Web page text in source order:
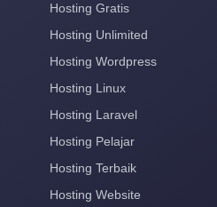
Hosting Gratis
Hosting Unlimited
Hosting Wordpress
Hosting Linux
Hosting Laravel
Hosting Pelajar
Hosting Terbaik
Hosting Website